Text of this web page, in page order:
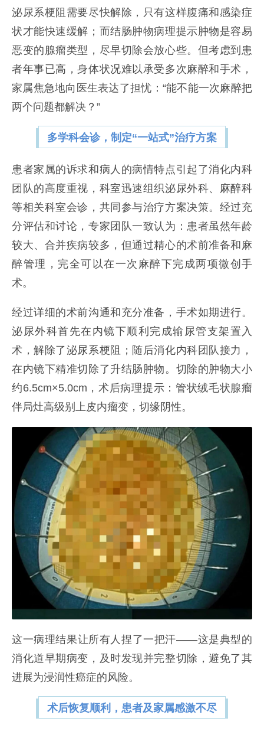
泌尿系梗阻需要尽快解除，只有这样腹痛和感染症
状才能快速缓解；而结肠肿物病理提示肿物是容易
恶变的腺瘤类型，尽早切除会放心些。但考虑到患
者年事已高，身体状况难以承受多次麻醉和手术，
家属焦急地向医生表达了担忧：“能不能一次麻醉把
两个问题都解决？”
多学科会诊，制定“一站式”治疗方案
患者家属的诉求和病人的病情特点引起了消化内科
团队的高度重视，科室迅速组织泌尿外科、麻醉科
等相关科室会诊，共同参与治疗方案决策。经过充
分评估和讨论，专家团队一致认为：患者虽然年龄
较大、合并疾病较多，但通过精心的术前准备和麻
醉管理，完全可以在一次麻醉下完成两项微创手
术。
经过详细的术前沟通和充分准备，手术如期进行。
泌尿外科首先在内镜下顺利完成输尿管支架置入
术，解除了泌尿系梗阻；随后消化内科团队接力，
在内镜下精准切除了升结肠肿物。切除的肿物大小
约6.5cm×5.0cm，术后病理提示：管状绒毛状腺瘤
伴局灶高级别上皮内瘤变，切缘阴性。
这一病理结果让所有人捏了一把汗——这是典型的
消化道早期病变，及时发现并完整切除，避免了其
进展为浸润性癌症的风险。
术后恢复顺利，患者及家属感激不尽